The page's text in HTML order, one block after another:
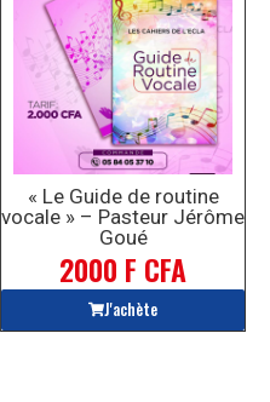
« Le Guide de routine
vocale » – Pasteur Jérôme
Goué
2000 F CFA
J'achète